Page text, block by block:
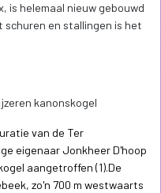
is helemaal nieuw gebouwd
schuren en stallingen is het
kanonskogel
van de Ter
eigenaar Jonkheer D'hoop
aangetroffen (1).De
zo'n 700 m westwaarts